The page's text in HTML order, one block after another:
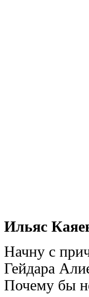
Ильяс
Начну с
Гейдара
Почему бы